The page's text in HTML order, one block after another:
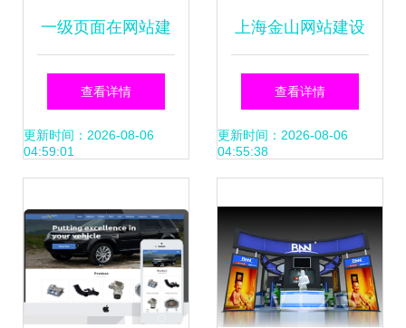
一级页面在网站建
设中的核心作用与
设计要点
查看详情
更新时间：2026-08-06
04:59:01
上海金山网站建设
专业设计与维护助
力企业数字化转型
查看详情
更新时间：2026-08-06
04:55:38